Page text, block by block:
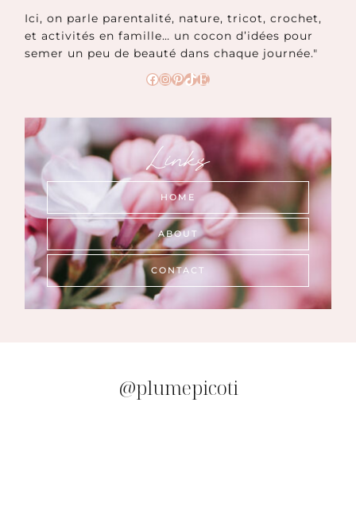
Ici, on parle parentalité, nature, tricot, crochet,
et activités en famille… un cocon d’idées pour
semer un peu de beauté dans chaque journée."
Facebook
Instagram
Pinterest
TikTok
Etsy
Links
HOME
ABOUT
CONTACT
@plumepicoti